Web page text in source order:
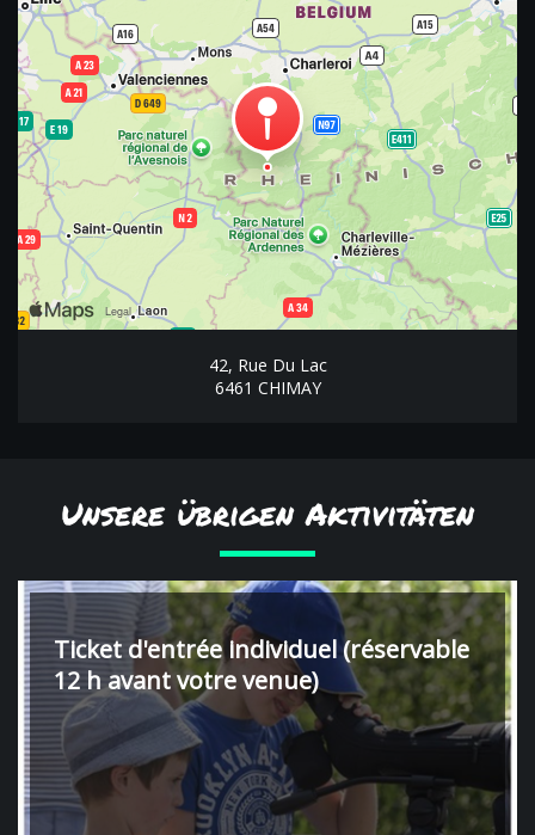
42, Rue Du Lac
6461 CHIMAY
Unsere übrigen Aktivitäten
Ticket d'entrée individuel (réservable
12 h avant votre venue)